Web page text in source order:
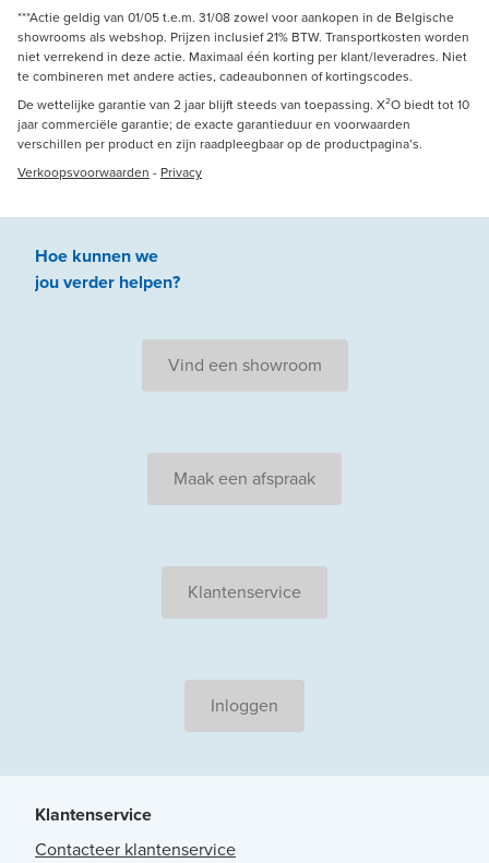
***Actie geldig van 01/05 t.e.m. 31/08 zowel voor aankopen in de Belgische
showrooms als webshop. Prijzen inclusief 21% BTW. Transportkosten worden
niet verrekend in deze actie. Maximaal één korting per klant/leveradres. Niet
te combineren met andere acties, cadeaubonnen of kortingscodes.
De wettelijke garantie van 2 jaar blijft steeds van toepassing. X²O biedt tot 10
jaar commerciële garantie; de exacte garantieduur en voorwaarden
verschillen per product en zijn raadpleegbaar op de productpagina’s.
Verkoopsvoorwaarden - Privacy
Hoe kunnen we
jouverder helpen?
Vind een showroom
Maak een afspraak
Klantenservice
Inloggen
Klantenservice
Contacteer klantenservice